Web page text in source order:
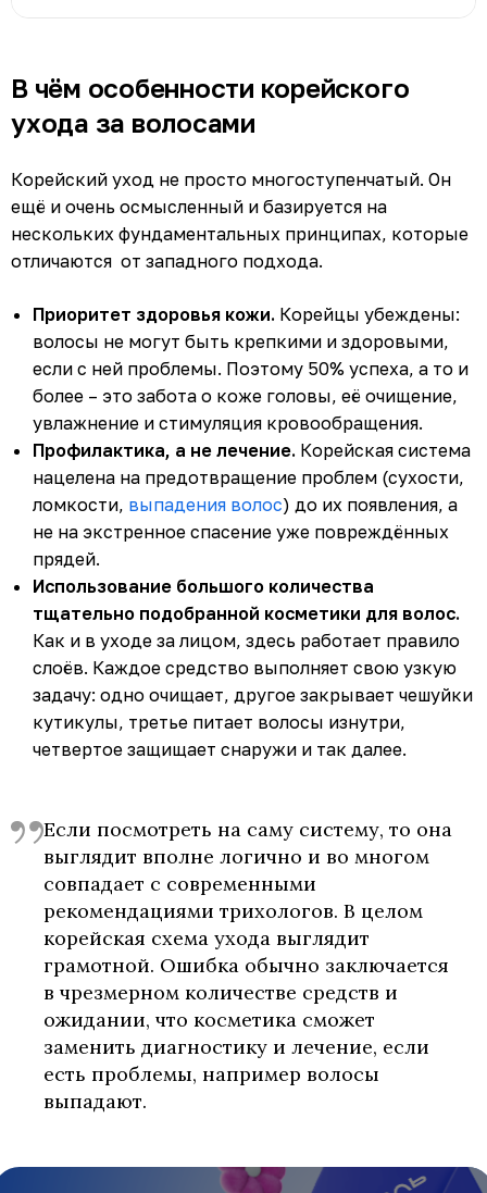
В чём особенности корейского
ухода за волосами
Корейский уход не просто многоступенчатый. Он
ещё и очень осмысленный и базируется на
нескольких фундаментальных принципах, которые
отличаются от западного подхода.
Приоритет здоровья кожи. Корейцы убеждены:
волосы не могут быть крепкими и здоровыми,
если с ней проблемы. Поэтому 50% успеха, а то и
более – это забота о коже головы, её очищение,
увлажнение и стимуляция кровообращения.
Профилактика, а не лечение. Корейская система
нацелена на предотвращение проблем (сухости,
ломкости, выпадения волос) до их появления, а
не на экстренное спасение уже повреждённых
прядей.
Использование большого количества
тщательно подобранной косметики для волос.
Как и в уходе за лицом, здесь работает правило
слоёв. Каждое средство выполняет свою узкую
задачу: одно очищает, другое закрывает чешуйки
кутикулы, третье питает волосы изнутри,
четвертое защищает снаружи и так далее.
Если посмотреть на саму систему, то она
выглядит вполне логично и во многом
совпадает с современными
рекомендациями трихологов. В целом
корейская схема ухода выглядит
грамотной. Ошибка обычно заключается
в чрезмерном количестве средств и
ожидании, что косметика сможет
заменить диагностику и лечение, если
есть проблемы, например волосы
выпадают.